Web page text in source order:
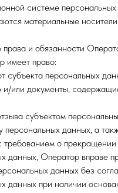
системе
материальные
и обязанности
имеет право:
субъекта персональных
или документы,
субъектом
персональных данных, а
о прекращении
данных, Оператор вправе
данных без
данных при наличии